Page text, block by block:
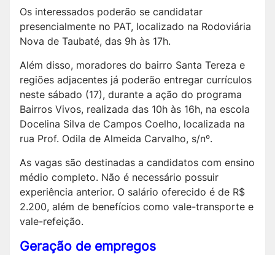
Os interessados poderão se candidatar
presencialmente no PAT, localizado na Rodoviária
Nova de Taubaté, das 9h às 17h.
Além disso, moradores do bairro Santa Tereza e
regiões adjacentes já poderão entregar currículos
neste sábado (17), durante a ação do programa
Bairros Vivos, realizada das 10h às 16h, na escola
Docelina Silva de Campos Coelho, localizada na
rua Prof. Odila de Almeida Carvalho, s/nº.
As vagas são destinadas a candidatos com ensino
médio completo. Não é necessário possuir
experiência anterior. O salário oferecido é de R$
2.200, além de benefícios como vale-transporte e
vale-refeição.
Geração de empregos